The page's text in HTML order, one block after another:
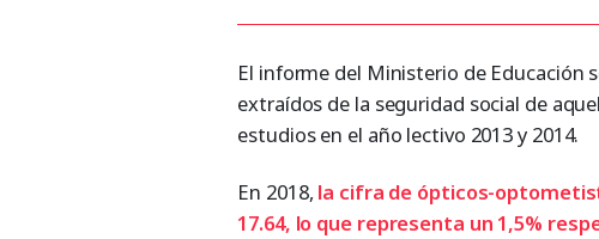
El informe del Ministerio de Educación
extraídos de la seguridad social de
estudios en el año lectivo 2013 y 2014.
En 2018, la cifra de ópticos-
17.64, lo que representa un 1,5%